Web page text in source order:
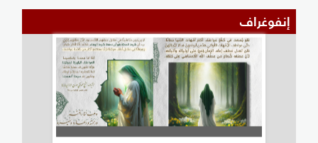
إنفوغراف